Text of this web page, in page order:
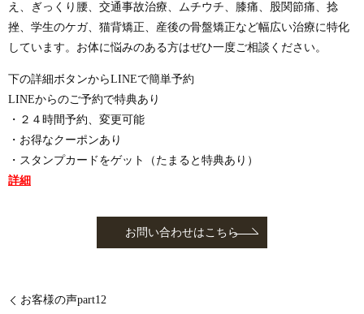
え、ぎっくり腰、交通事故治療、ムチウチ、膝痛、股関節痛、捻
挫、学生のケガ、猫背矯正、産後の骨盤矯正など幅広い治療に特化
しています。お体に悩みのある方はぜひ一度ご相談ください。
下の詳細ボタンからLINEで簡単予約
LINEからのご予約で特典あり
・２４時間予約、変更可能
・お得なクーポンあり
・スタンプカードをゲット（たまると特典あり）
詳細
お問い合わせはこちら
お客様の声part12